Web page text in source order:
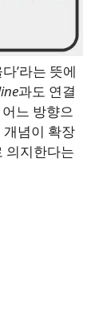
다’라는 뜻에
과도 연결
느 방향으
개념이 확장
의지한다는